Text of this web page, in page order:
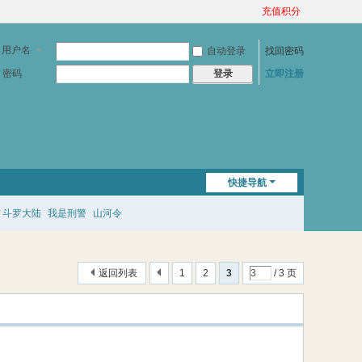
充值积分
用户名 自动登录
找回密码
密码
登录 立即注册
快捷导航
斗罗大陆 我是刑警 山河令
1 2 3 / 3 页
返回列表